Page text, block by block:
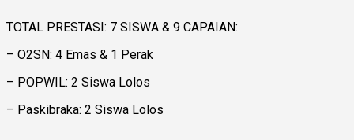
TOTAL PRESTASI: 7 SISWA & 9 CAPAIAN:
– O2SN: 4 Emas & 1 Perak
– POPWIL: 2 Siswa Lolos
– Paskibraka: 2 Siswa Lolos